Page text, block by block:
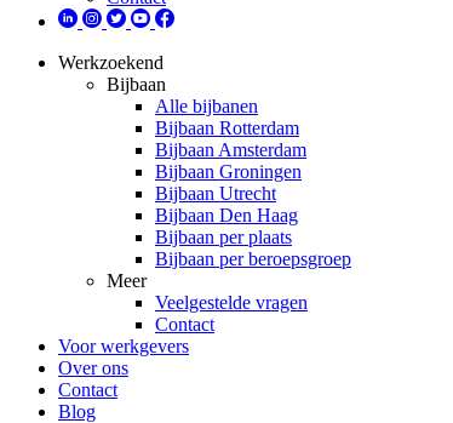
Werkzoekend
Bijbaan
Alle bijbanen
Bijbaan Rotterdam
Bijbaan Amsterdam
Bijbaan Groningen
Bijbaan Utrecht
Bijbaan Den Haag
Bijbaan per plaats
Bijbaan per beroepsgroep
Meer
Veelgestelde vragen
Contact
Voor werkgevers
Over ons
Contact
Blog